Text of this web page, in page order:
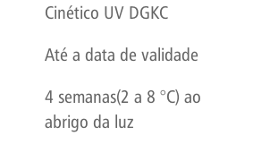
Cinético UV DGKC
Até a data de validade
4 semanas(2 a 8 °C) ao
abrigo da luz